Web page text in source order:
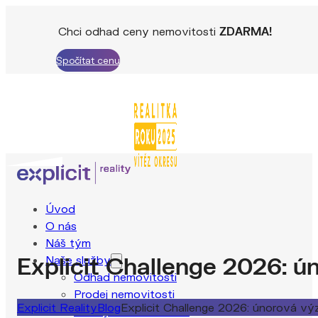
Chci odhad ceny nemovitosti ZDARMA!
Spočítat cenu
Úvod
O nás
Náš tým
Naše služby
Odhad nemovitosti
Prodej nemovitosti
Pronájem nemovitosti
Explicit Challenge 2026:
Explicit RealityBlogExplicit Challenge 2026: únorová